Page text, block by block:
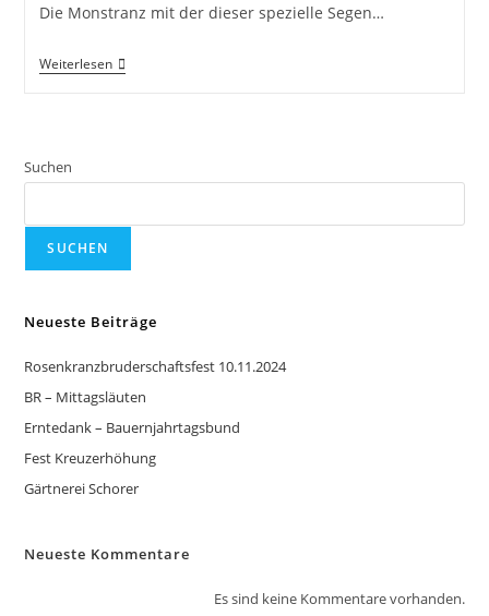
Die Monstranz mit der dieser spezielle Segen…
Weiterlesen
Suchen
SUCHEN
Neueste Beiträge
Rosenkranzbruderschaftsfest 10.11.2024
BR – Mittagsläuten
Erntedank – Bauernjahrtagsbund
Fest Kreuzerhöhung
Gärtnerei Schorer
Neueste Kommentare
Es sind keine Kommentare vorhanden.